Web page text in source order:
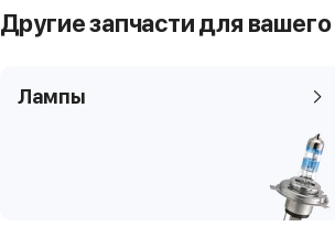
Другие запчасти для
Лампы